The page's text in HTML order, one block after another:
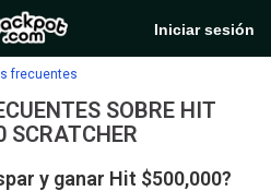
Iniciar sesión
frecuentes
SOBRE HIT
SCRATCHER
y ganar Hit $500,000?